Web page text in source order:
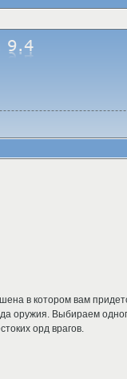
в котором вам
оружия. Выбираем
орд врагов.